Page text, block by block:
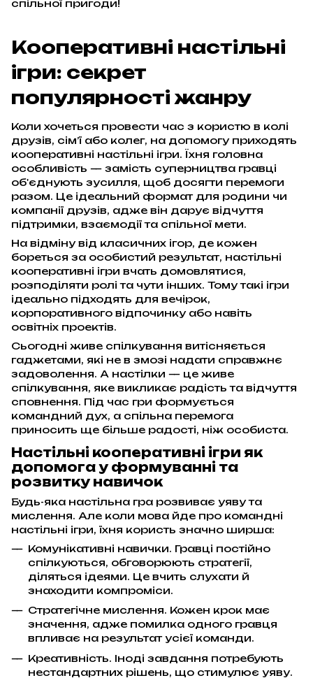
спільної пригоди!
Кооперативні настільні
ігри: секрет
популярності жанру
Коли хочеться провести час з користю в колі
друзів, сім’ї або колег, на допомогу приходять
кооперативні настільні ігри. Їхня головна
особливість — замість суперництва гравці
об'єднують зусилля, щоб досягти перемоги
разом. Це ідеальний формат для родини чи
компанії друзів, адже він дарує відчуття
підтримки, взаємодії та спільної мети.
На відміну від класичних ігор, де кожен
бореться за особистий результат, настільні
кооперативні ігри вчать домовлятися,
розподіляти ролі та чути інших. Тому такі ігри
ідеально підходять для вечірок,
корпоративного відпочинку або навіть
освітніх проектів.
Сьогодні живе спілкування витісняється
гаджетами, які не в змозі надати справжнє
задоволення. А настілки — це живе
спілкування, яке викликає радість та відчуття
сповнення. Під час гри формується
командний дух, а спільна перемога
приносить ще більше радості, ніж особиста.
Настільні кооперативні ігри як
допомога у формуванні та
розвитку навичок
Будь-яка настільна гра розвиває уяву та
мислення. Але коли мова йде про командні
настільні ігри, їхня користь значно ширша:
Комунікативні навички. Гравці постійно
спілкуються, обговорюють стратегії,
діляться ідеями. Це вчить слухати й
знаходити компроміси.
Стратегічне мислення. Кожен крок має
значення, адже помилка одного гравця
впливає на результат усієї команди.
Креативність. Іноді завдання потребують
нестандартних рішень, що стимулює уяву.